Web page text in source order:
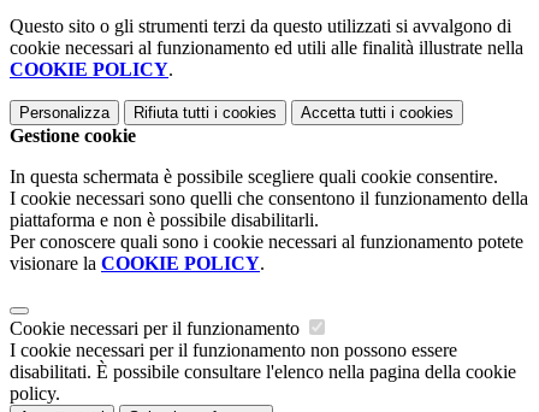
Questo sito o gli strumenti terzi da questo utilizzati si avvalgono di
cookie necessari al funzionamento ed utili alle finalità illustrate nella
COOKIE POLICY.
Personalizza Rifiuta tutti i cookies Accetta tutti i cookies
Gestione cookie
In questa schermata è possibile scegliere quali cookie consentire.
I cookie necessari sono quelli che consentono il funzionamento della
piattaforma e non è possibile disabilitarli.
Per conoscere quali sono i cookie necessari al funzionamento potete
visionare la COOKIE POLICY.
Cookie necessari per il funzionamento
I cookie necessari per il funzionamento non possono essere
disabilitati. È possibile consultare l'elenco nella pagina della cookie
policy.